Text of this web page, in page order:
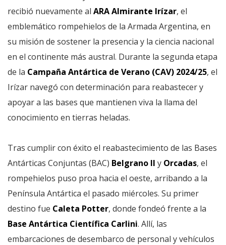
recibió nuevamente al ARA Almirante Irízar, el
emblemático rompehielos de la Armada Argentina, en
su misión de sostener la presencia y la ciencia nacional
en el continente más austral. Durante la segunda etapa
de la Campaña Antártica de Verano (CAV) 2024/25, el
Irízar navegó con determinación para reabastecer y
apoyar a las bases que mantienen viva la llama del
conocimiento en tierras heladas.
Tras cumplir con éxito el reabastecimiento de las Bases
Antárticas Conjuntas (BAC) Belgrano II y Orcadas, el
rompehielos puso proa hacia el oeste, arribando a la
Península Antártica el pasado miércoles. Su primer
destino fue Caleta Potter, donde fondeó frente a la
Base Antártica Científica Carlini. Allí, las
embarcaciones de desembarco de personal y vehículos